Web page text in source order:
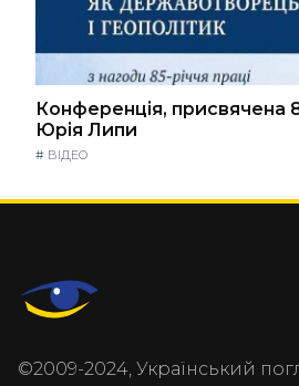
Конференція, присвячена
Юрія Липи
# ВІДЕО
©2009-2024, Український